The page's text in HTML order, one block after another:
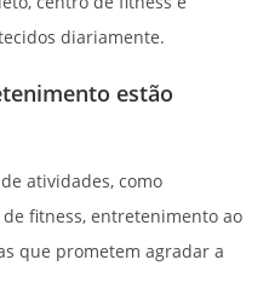
diariamente.
estão
atividades, como
fitness, entretenimento ao
que prometem agradar a